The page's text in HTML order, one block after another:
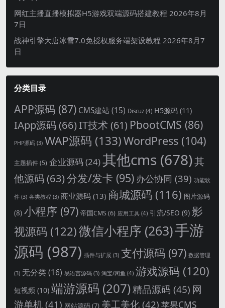
网红主播直播模拟器H5游戏双端源码搭建教程 2026年8月
7日
战神引擎大唐冰雪7.0免授权服务端架设教程 2026年8月7
日
分类目录
APP源码 (87) CMS建站 (15) Discuz (4) H5源码 (11)
IApp源码 (66)IT技术 (61) PbootCMS (86)
PHP源码 (3) WAP源码 (133)WordPress (104)
主题插件(5) 企业源码 (24)其他cms (678)其
他源码 (63)分发/发卡 (95) 办公协同 (39) 功能软
件 (3) 各类教程 (3) 商业源码 (13) 商城源码 (116) 图片源码
(8) 小程序 (97) 帝国CMS(6) 应用工具 (4) 引流/SEO (9) 影
视源码 (122)微信小程序 (263)手游
源码 (987) 插件与扩展 (3) 支付源码 (97) 数据管理
(3) 无分类(16) 易语言源码 (3) 淘宝/闲鱼 (4) 游戏源码 (120)
短视频 (10) 端游源码 (207)精品源码 (45) 网
游单机 (41) 网站源码(7) 美工美化 (42) 苹果CMS